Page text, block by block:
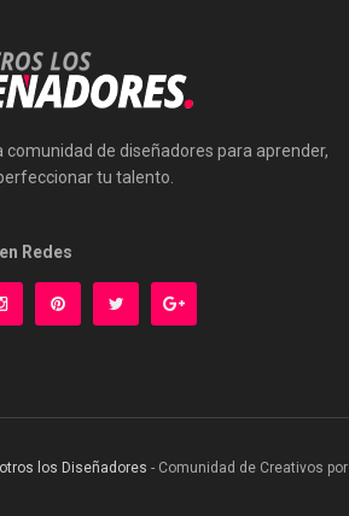
comunidad de diseñadores para aprender,
tu talento.
Redes
los Diseñadores - Comunidad de Creativos por